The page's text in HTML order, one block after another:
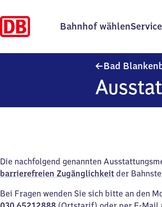
Bahnhof wählenService
Bad
Die nachfolgend genannten
barrierefreien Zugänglichkeit der
Bei Fragen wenden Sie sich bitte an den